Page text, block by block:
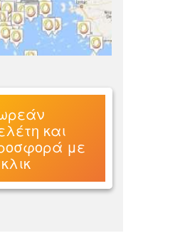
και
με